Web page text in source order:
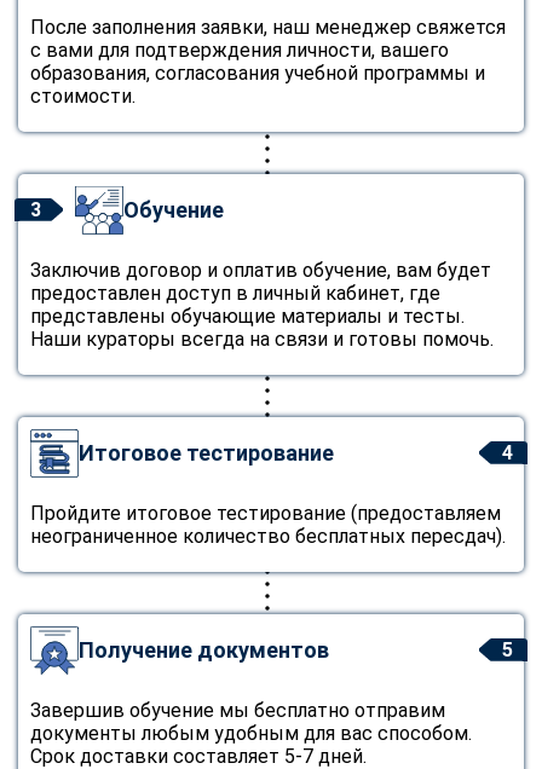
После заполнения заявки, наш менеджер свяжется
с вами для подтверждения личности, вашего
образования, согласования учебной программы и
стоимости.
3 Обучение
Заключив договор и оплатив обучение, вам будет
предоставлен доступ в личный кабинет, где
представлены обучающие материалы и тесты.
Наши кураторы всегда на связи и готовы помочь.
4
Итоговое тестирование
Пройдите итоговое тестирование (предоставляем
неограниченное количество бесплатных пересдач).
5
Получение документов
Завершив обучение мы бесплатно отправим
документы любым удобным для вас способом.
Срок доставки составляет 5-7 дней.